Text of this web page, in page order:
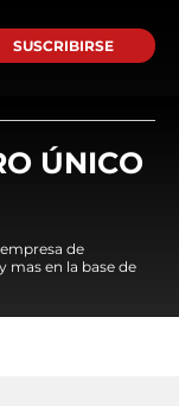
SUSCRIBIRSE
ÚNICO
de
mas en la base de